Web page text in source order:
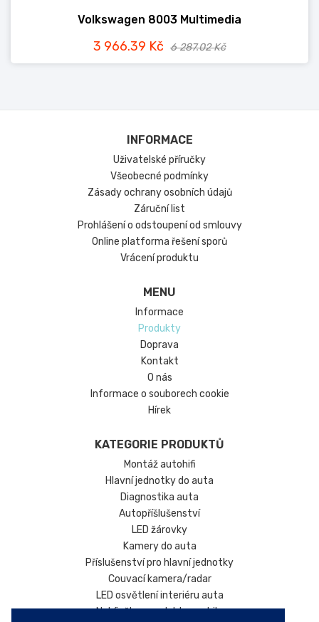
Volkswagen 8003 Multimedia
3 966.39 Kč 6 287.02 Kč
INFORMACE
Uživatelské příručky
Všeobecné podmínky
Zásady ochrany osobních údajů
Záruční list
Prohlášení o odstoupení od smlouvy
Online platforma řešení sporů
Vrácení produktu
MENU
Informace
Produkty
Doprava
Kontakt
O nás
Informace o souborech cookie
Hírek
KATEGORIE PRODUKTŮ
Montáž autohifi
Hlavní jednotky do auta
Diagnostika auta
Autopříšlušenství
LED žárovky
Kamery do auta
Příslušenství pro hlavní jednotky
Couvací kamera/radar
LED osvětlení interiéru auta
Nabíječky pro elektromobily